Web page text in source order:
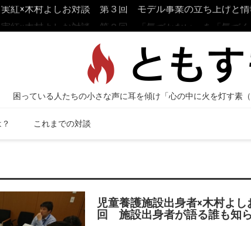
実紅×木村よしお対談 第２回 「気づかない」を「気づく
り
これまでの対談
児童養護施設出身者×木村よし
回 施設出身者が語る誰も知